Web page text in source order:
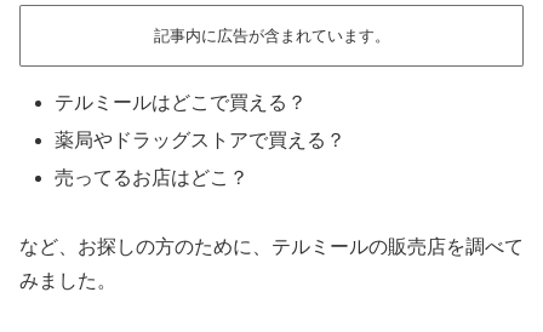
記事内に広告が含まれています。
テルミールはどこで買える？
薬局やドラッグストアで買える？
売ってるお店はどこ？
など、お探しの方のために、テルミールの販売店を調べて
みました。